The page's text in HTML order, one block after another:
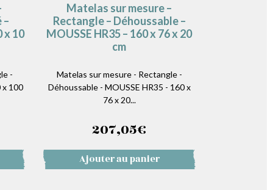
–
x 10
-
x 100
Matelas sur mesure –
Rectangle – Déhoussable –
MOUSSE HR35 – 160 x 76 x 20
cm
Matelas sur mesure - Rectangle -
Déhoussable - MOUSSE HR35 - 160 x
76 x 20...
207,05€
Ajouter au panier